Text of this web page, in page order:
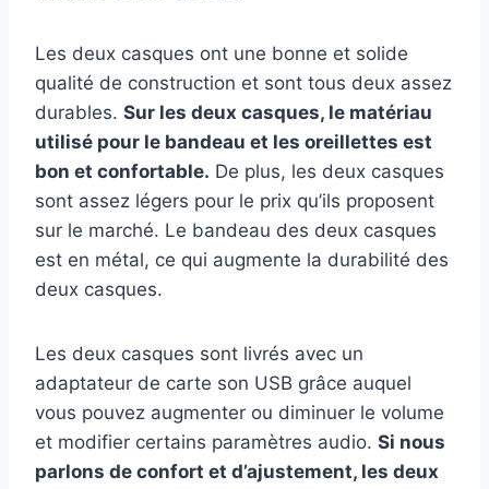
Les deux casques ont une bonne et solide
qualité de construction et sont tous deux assez
durables. Sur les deux casques, le matériau
utilisé pour le bandeau et les oreillettes est
bon et confortable. De plus, les deux casques
sont assez légers pour le prix qu’ils proposent
sur le marché. Le bandeau des deux casques
est en métal, ce qui augmente la durabilité des
deux casques.
Les deux casques sont livrés avec un
adaptateur de carte son USB grâce auquel
vous pouvez augmenter ou diminuer le volume
et modifier certains paramètres audio. Si nous
parlons de confort et d’ajustement, les deux